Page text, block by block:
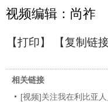
视频编辑：尚祚
【打印】 【复制链
相关链接
[视频]关注我在利比亚